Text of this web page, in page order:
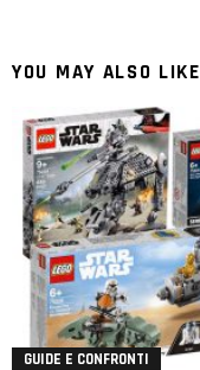
YOU MAY ALSO LIKE
GUIDE E CONFRONTI